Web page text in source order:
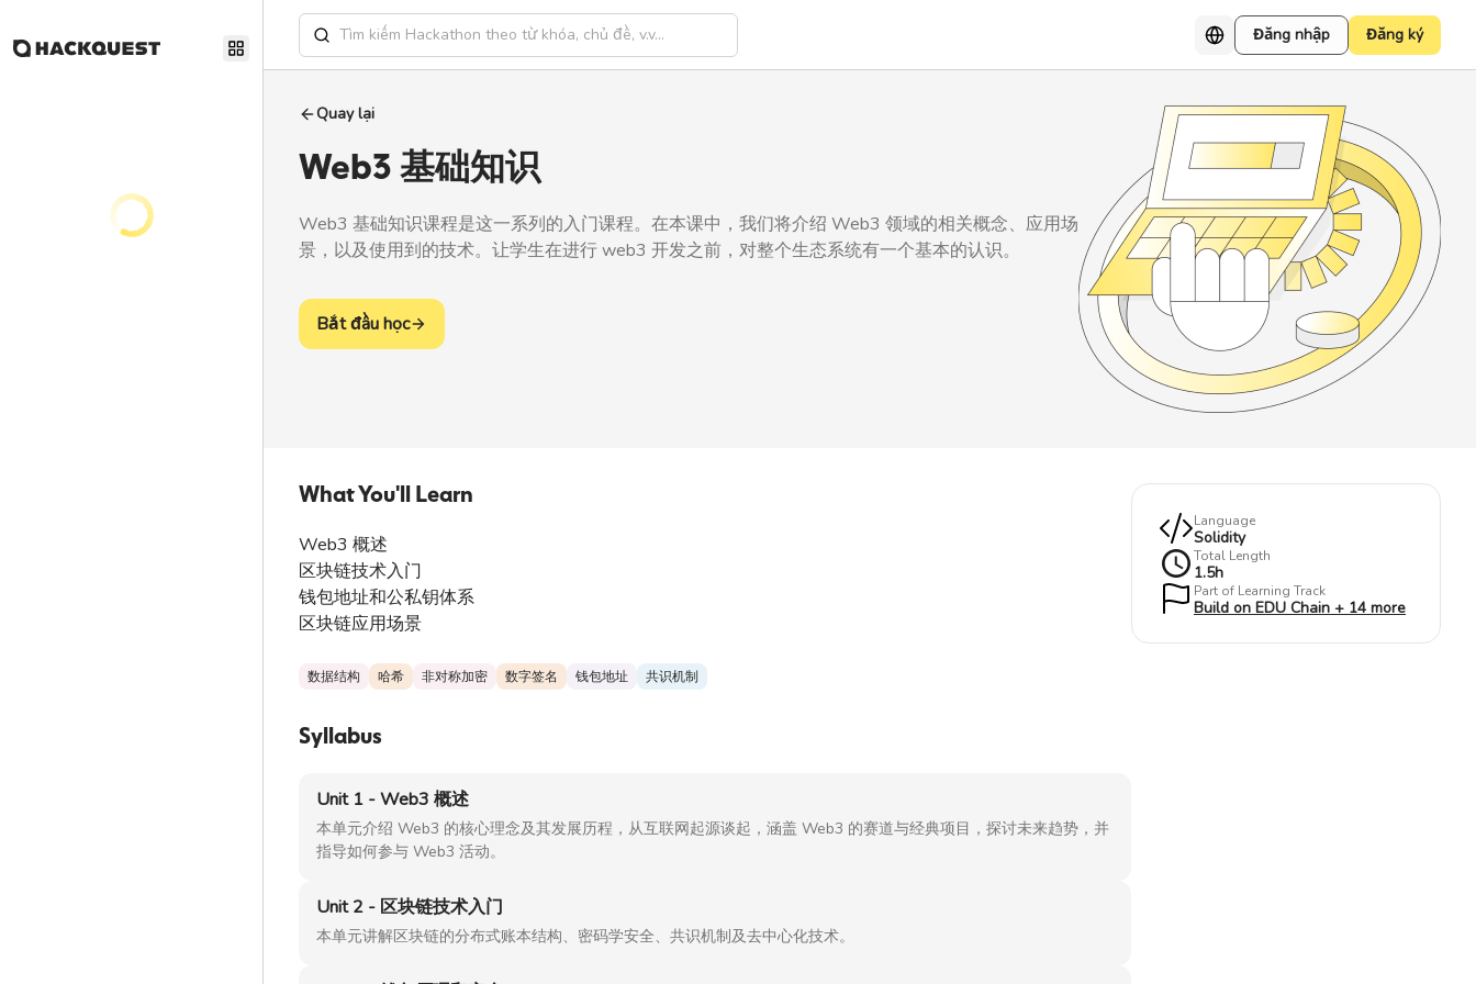
Đăng nhập Đăng ký
Quay lại
Web3 基础知识
Web3 基础知识课程是这一系列的入门课程。在本课中，我们将介绍 Web3 领域的相关概念、应用场
景，以及使用到的技术。让学生在进行 web3 开发之前，对整个生态系统有一个基本的认识。
Bắt đầu học
What You'll Learn
Web3 概述
区块链技术入门
钱包地址和公私钥体系
区块链应用场景
数据结构 哈希 非对称加密 数字签名 钱包地址 共识机制
Syllabus
Unit 1 - Web3 概述
本单元介绍 Web3 的核心理念及其发展历程，从互联网起源谈起，涵盖 Web3 的赛道与经典项目，探讨未来趋势，并
指导如何参与 Web3 活动。
Unit 2 - 区块链技术入门
本单元讲解区块链的分布式账本结构、密码学安全、共识机制及去中心化技术。
Language
Solidity
Total Length
1.5h
Part of Learning Track
Build on EDU Chain + 14 more